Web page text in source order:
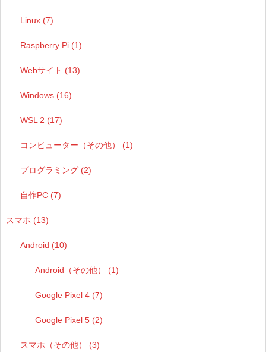
Linux (7)
Raspberry Pi (1)
Webサイト (13)
Windows (16)
WSL 2 (17)
コンピューター（その他） (1)
プログラミング (2)
自作PC (7)
スマホ (13)
Android (10)
Android（その他） (1)
Google Pixel 4 (7)
Google Pixel 5 (2)
スマホ（その他） (3)